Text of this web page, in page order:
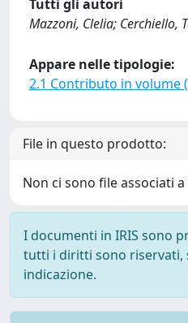
Tutti gli autori
Mazzoni, Clelia; Cerchiello,
Appare nelle tipologie:
2.1 Contributo in volume
File in questo prodotto:
Non ci sono file associati
I documenti in IRIS sono
tutti i diritti sono riservati,
indicazione.